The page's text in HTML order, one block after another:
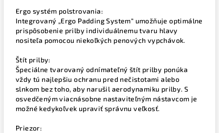
Ergo systém polstrovania:
Integrovaný „Ergo Padding System“ umožňuje optimálne
prispôsobenie prilby individuálnemu tvaru hlavy
nositeľa pomocou niekoľkých penových vypchávok.
Štít prilby:
Špeciálne tvarovaný odnímateľný štít prilby ponúka
vždy tú najlepšiu ochranu pred nečistotami alebo
slnkom bez toho, aby narušil aerodynamiku prilby. S
osvedčeným viacnásobne nastaviteľným nástavcom je
možné kedykoľvek upraviť správnu veľkosť.
Priezor: